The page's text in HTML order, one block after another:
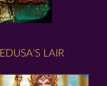
LAIR